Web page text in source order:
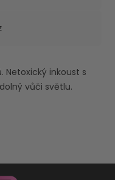
Netoxický inkoust s
vůči světlu.